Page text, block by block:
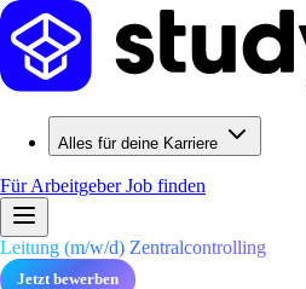
Alles für deine Karriere
Für ArbeitgeberJob finden
Leitung (m/w/d) Zentralcontrolling
Jetzt bewerben